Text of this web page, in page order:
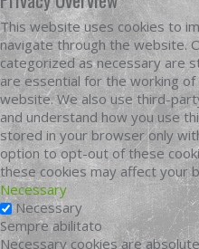
This website uses cookies to
navigate through the website.
categorized as necessary are
are essential for the working
website. We also use third-
and understand how you use
stored in your browser only
option to opt-out of these
these cookies may affect your
Necessary
Necessary
Sempre abilitato
Necessary cookies are